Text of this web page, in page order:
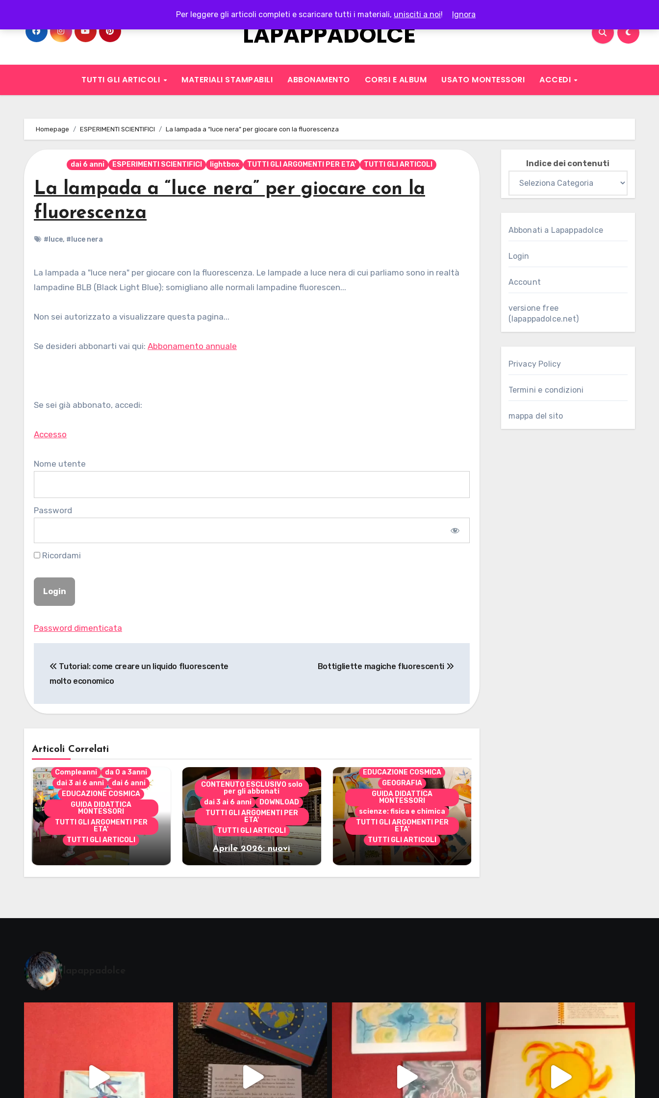
Per leggere gli articoli completi e scaricare tutti i materiali, unisciti a noi! Ignora
content
LAPAPPADOLCE
TUTTI GLI ARTICOLI MATERIALI STAMPABILI ABBONAMENTO CORSI E ALBUM USATO MONTESSORI ACCEDI
Homepage ESPERIMENTI SCIENTIFICI La lampada a “luce nera” per giocare con la fluorescenza
dai 6 anni ESPERIMENTI SCIENTIFICI lightbox TUTTI GLI ARGOMENTI PER ETA' TUTTI GLI ARTICOLI
La lampada a “luce nera” per giocare con la
fluorescenza
#luce, #luce nera
La lampada a "luce nera" per giocare con la fluorescenza. Le lampade a luce nera di cui parliamo sono in realtà
lampadine BLB (Black Light Blue); somigliano alle normali lampadine fluorescen...
Non sei autorizzato a visualizzare questa pagina...
Se desideri abbonarti vai qui: Abbonamento annuale
Se sei già abbonato, accedi:
Accesso
Nome utente
Password
Ricordami
Password dimenticata
articoli
Tutorial: come creare un liquido fluorescente
molto economico
Bottigliette magiche fluorescenti
Articoli Correlati
Compleanni
da 0 a 3anni
dai 3 ai 6 anni
dai 6 anni
EDUCAZIONE COSMICA
GUIDA DIDATTICA
MONTESSORI
TUTTI GLI ARGOMENTI PER
ETA'
TUTTI GLI ARTICOLI
Alcuni materiali per
accompagnare la
Cerimonia del Sole
CONTENUTO ESCLUSIVO solo
per gli abbonati
dai 3 ai 6 anni
DOWNLOAD
TUTTI GLI ARGOMENTI PER
ETA'
TUTTI GLI ARTICOLI
Aprile 2026: nuovi
materiali stampabili per
CONTENUTO ESCLUSIVO solo
DOWNLOAD
EDUCAZIONE COSMICA
GEOGRAFIA
GUIDA DIDATTICA
MONTESSORI
scienze: fisica e chimica
TUTTI GLI ARGOMENTI PER
ETA'
TUTTI GLI ARTICOLI
Marzo 2026: nuovi
materiali stampabili per
gli abbonati
Indice dei contenuti
Abbonati a Lapappadolce
Login
Account
versione free
(lapappadolce.net)
Privacy Policy
Termini e condizioni
mappa del sito